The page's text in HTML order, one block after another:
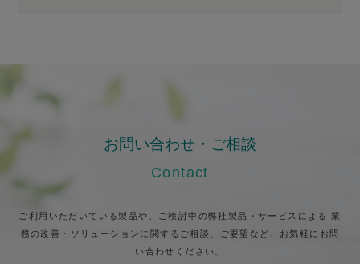
お問い合わせ・ご相談
Contact
ご利用いただいている製品や、ご検討中の弊社製品・サービスによる 業
務の改善・ソリューションに関するご相談、ご要望など、お気軽にお問
い合わせください。